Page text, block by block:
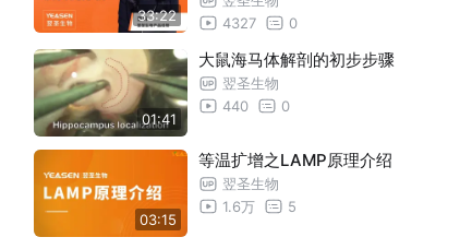
33:22
4327
0
01:41
大鼠海马体解剖的初步步骤
翌圣生物
440
0
03:15
等温扩增之LAMP原理介绍
翌圣生物
1.6万
5